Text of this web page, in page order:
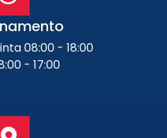
08:00 - 18:00
- 17:00